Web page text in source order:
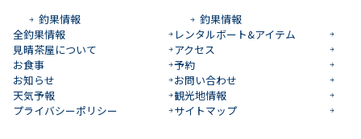
釣果情報
釣果情報
全釣果情報
レンタルボート&アイテム
見晴茶屋について
アクセス
お食事
予約
お知らせ
お問い合わせ
天気予報
観光地情報
プライバシーポリシー
サイトマップ